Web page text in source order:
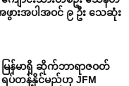
ဖွားအပါအဝင် ၉ ဦး သေဆုံး
ြန်မာရှိ ဆိုက်ဘာရာဇဝတ်
ပ်တန့်နိုင်မည်ဟု JFM